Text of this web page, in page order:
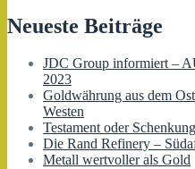
Neueste Beiträge
JDC Group informiert –
2023
Goldwährung aus dem
Westen
Testament oder
Die Rand Refinery –
Metall wertvoller als Gold